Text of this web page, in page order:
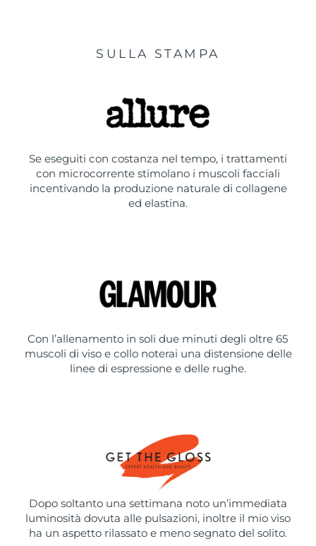
SULLA STAMPA
Se eseguiti con costanza nel tempo, i trattamenti
con microcorrente stimolano i muscoli facciali
incentivando la produzione naturale di collagene
ed elastina.
Con l’allenamento in soli due minuti degli oltre 65
muscoli di viso e collo noterai una distensione delle
linee di espressione e delle rughe.
Dopo soltanto una settimana noto un’immediata
luminosità dovuta alle pulsazioni, inoltre il mio viso
ha un aspetto rilassato e meno segnato del solito.